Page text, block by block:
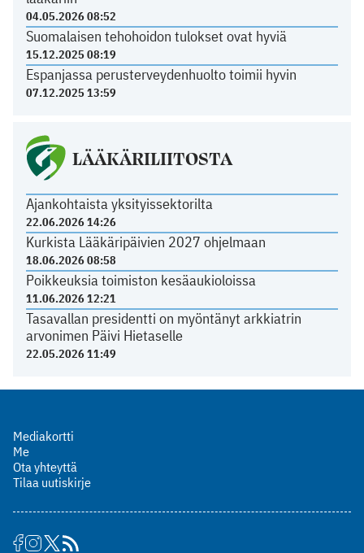
04.05.2026 08:52
Suomalaisen tehohoidon tulokset ovat hyviä
15.12.2025 08:19
Espanjassa perusterveydenhuolto toimii hyvin
07.12.2025 13:59
LÄÄKÄRILIITOSTA
Ajankohtaista yksityissektorilta
22.06.2026 14:26
Kurkista Lääkäripäivien 2027 ohjelmaan
18.06.2026 08:58
Poikkeuksia toimiston kesäaukioloissa
11.06.2026 12:21
Tasavallan presidentti on myöntänyt arkkiatrin
arvonimen Päivi Hietaselle
22.05.2026 11:49
Mediakortti
Me
Ota yhteyttä
Tilaa uutiskirje